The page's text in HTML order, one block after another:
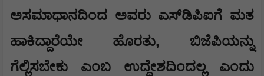
ಅಸಮಾಧಾನದಿಂದ ಅವರು ಎಸ್‌ಡಿಪಿಐಗೆ ಮತ
ಹಾಕಿದ್ದಾರೆಯೇ ಹೊರತು, ಬಿಜೆಪಿಯನ್ನು
ಗೆಲ್ಲಿಸಬೇಕು ಎಂಬ ಉದ್ದೇಶದಿಂದಲ್ಲ ಎಂದು